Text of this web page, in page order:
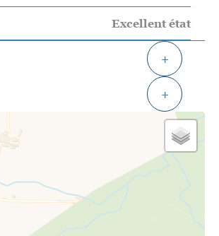
Excellent état
+
+